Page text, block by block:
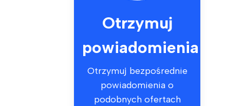
Otrzymuj
powiadomienia
Otrzymuj bezpośrednie
powiadomienia o
podobnych ofertach